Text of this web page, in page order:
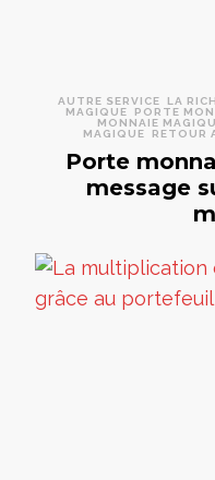
AUTRE SERVICE LA
MAGIQUE
PORTE
MONNAIE
MAGIQUE
RETOUR
Porte
message